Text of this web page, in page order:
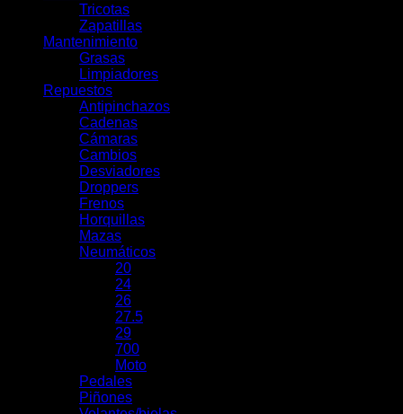
Tricotas
Zapatillas
Mantenimiento
Grasas
Limpiadores
Repuestos
Antipinchazos
Cadenas
Cámaras
Cambios
Desviadores
Droppers
Frenos
Horquillas
Mazas
Neumáticos
20
24
26
27.5
29
700
Moto
Pedales
Piñones